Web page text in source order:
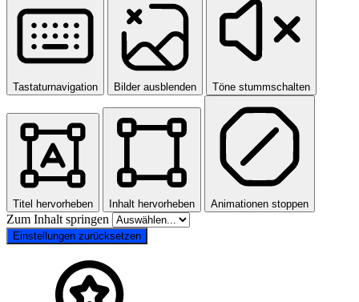
Tastaturnavigation Bilder ausblenden Töne stummschalten
Titel hervorheben Inhalt hervorheben Animationen stoppen
Zum Inhalt springen
Einstellungen zurücksetzen